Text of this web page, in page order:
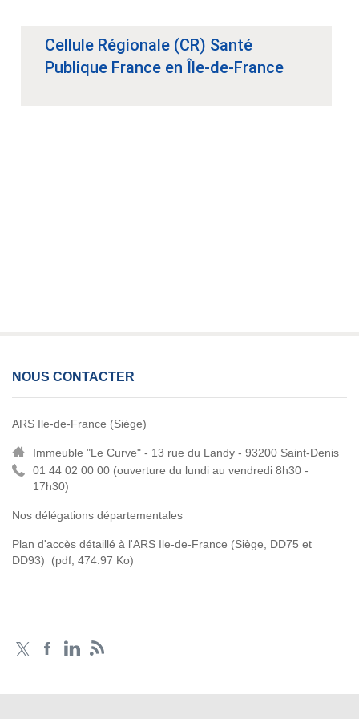
Cellule Régionale (CR) Santé
Publique France en Île-de-France
NOUS CONTACTER
ARS Ile-de-France (Siège)
Immeuble "Le Curve" - 13 rue du Landy - 93200 Saint-Denis
01 44 02 00 00 (ouverture du lundi au vendredi 8h30 -
17h30)
Nos délégations départementales
Plan d'accès détaillé à l'ARS Ile-de-France (Siège, DD75 et
DD93)
(pdf, 474.97 Ko)